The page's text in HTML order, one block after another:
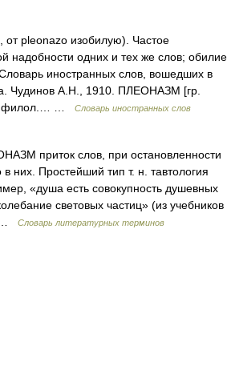
от pleonazo изобилую). Частое
надобности одних и тех же слов; обилие
иностранных слов, вошедших в
Чудинов А.Н., 1910. ПЛЕОНАЗМ [гр.
филол.… …
Словарь иностранных слов
приток слов, при остановленности
них. Простейший тип т. н. тавтология
«душа есть совокупность душевных
световых частиц» (из учебников
…
Словарь литературных терминов